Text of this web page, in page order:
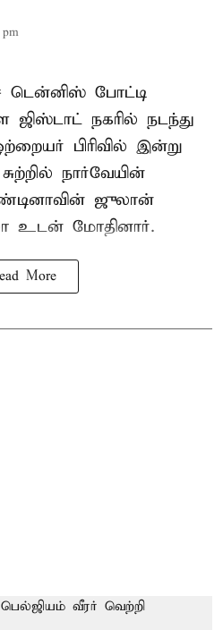
pm
டென்னிஸ் போட்டி
ஜிஸ்டாட் நகரில் நடந்து
பிரிவில் இன்று
நார்வேயின்
ஜுலான்
உடன் மோதினார்.
More